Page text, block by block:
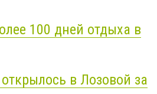
100 дней отдыха в
в Лозовой за